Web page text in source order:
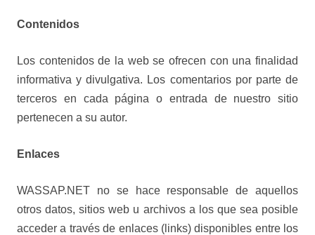
Contenidos
Los contenidos de la web se ofrecen con una finalidad
informativa y divulgativa. Los comentarios por parte de
terceros en cada página o entrada de nuestro sitio
pertenecen a su autor.
Enlaces
WASSAP.NET no se hace responsable de aquellos
otros datos, sitios web u archivos a los que sea posible
acceder a través de enlaces (links) disponibles entre los